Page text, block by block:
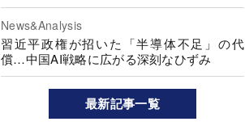
News&Analysis
習近平政権が招いた「半導体不足」の代
償…中国AI戦略に広がる深刻なひずみ
最新記事一覧